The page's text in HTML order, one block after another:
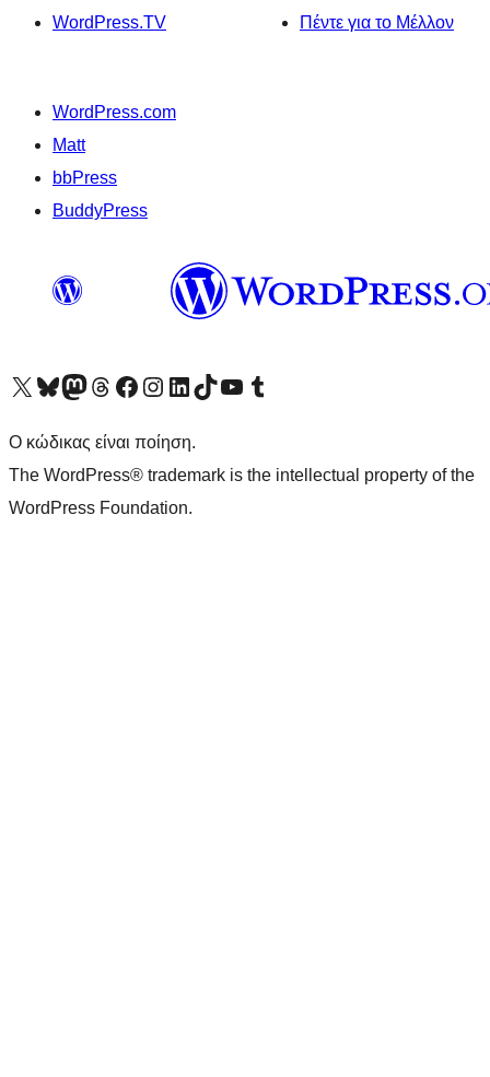
WordPress.TV
Πέντε για το Μέλλον
WordPress.com
Matt
bbPress
BuddyPress
Visit our X (formerly Twitter) account
Visit our Bluesky account
Επισκεφθείτε τον λογαριασμό μας στο Mastodon
Visit our Threads account
Επισκεφτείτε τη σελίδα μας στο Facebook
Επισκεφθείτε τον λογαριασμό μας Instagram
Επισκεφθείτε τον λογαριασμό μας LinkedIn
Visit our TikTok account
Visit our YouTube channel
Visit our Tumblr account
Ο κώδικας είναι ποίηση.
The WordPress® trademark is the intellectual property of the
WordPress Foundation.